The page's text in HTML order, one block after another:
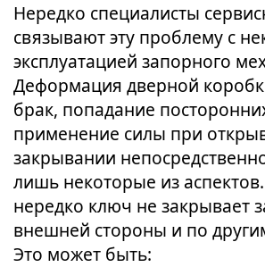
Нередко специалисты
связывают эту проблему с
эксплуатацией запорного
Деформация дверной
брак, попадание
применение силы при
закрывании
лишь некоторые из
нередко ключ не закрывает
внешней стороны и по
Это может быть: